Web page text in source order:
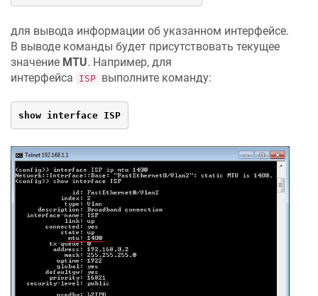
для вывода информации об указанном интерфейсе.
В выводе команды будет присутствовать текущее
значение MTU. Например, для
интерфейса
ISP выполните команду:
show interface ISP